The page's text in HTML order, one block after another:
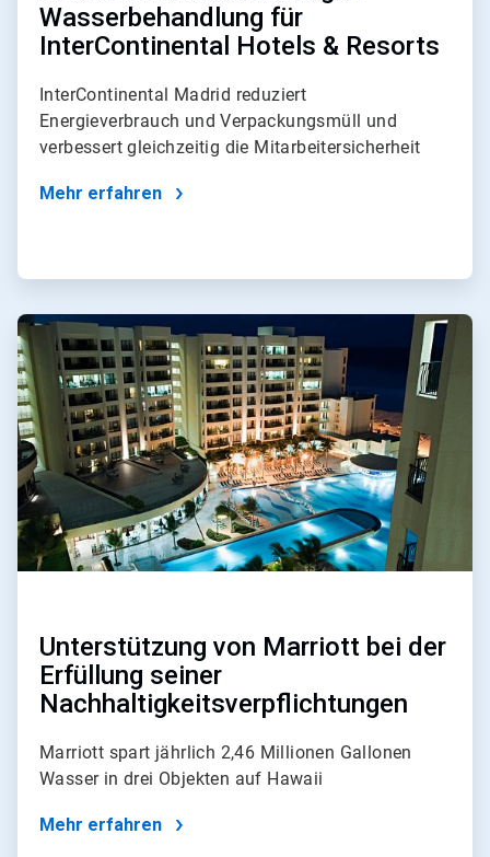
Wasserbehandlung für
InterContinental Hotels & Resorts
InterContinental Madrid reduziert
Energieverbrauch und Verpackungsmüll und
verbessert gleichzeitig die Mitarbeitersicherheit
Mehr erfahren
ArticleTile
2
von
4
Unterstützung von Marriott bei der
Erfüllung seiner
Nachhaltigkeitsverpflichtungen
Marriott spart jährlich 2,46 Millionen Gallonen
Wasser in drei Objekten auf Hawaii
Mehr erfahren